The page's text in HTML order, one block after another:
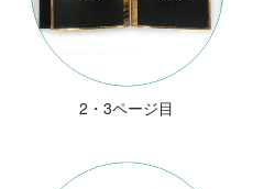
2・3ページ目